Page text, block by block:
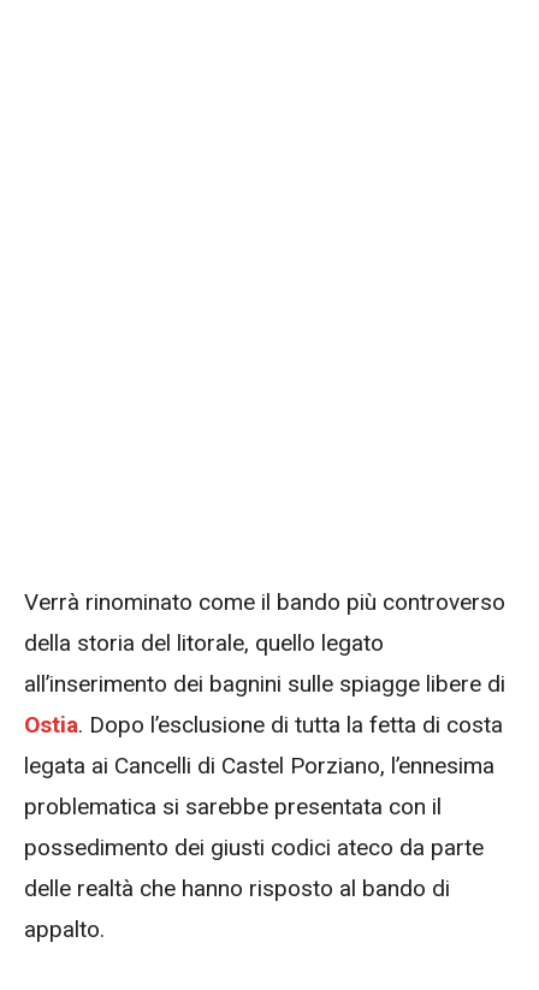
Verrà rinominato come il bando più controverso
della storia del litorale, quello legato
all’inserimento dei bagnini sulle spiagge libere di
Ostia. Dopo l’esclusione di tutta la fetta di costa
legata ai Cancelli di Castel Porziano, l’ennesima
problematica si sarebbe presentata con il
possedimento dei giusti codici ateco da parte
delle realtà che hanno risposto al bando di
appalto.